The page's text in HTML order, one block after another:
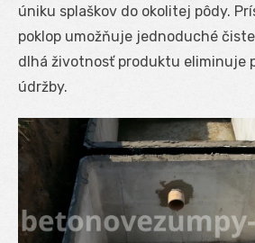
úniku splaškov do okolitej pôdy.
poklop umožňuje jednoduché
dlhá životnosť produktu eliminuje
údržby.